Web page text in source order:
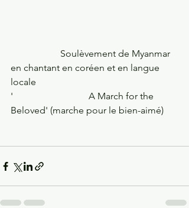
en chantant en coréen et en langue
locale
'                                A March for the
Beloved' (marche pour le bien-aimé)